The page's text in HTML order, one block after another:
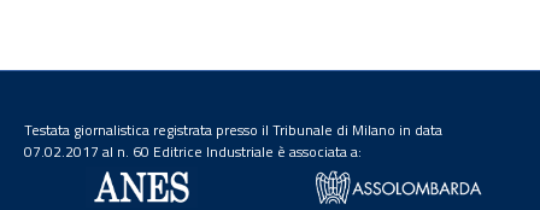
Testata giornalistica registrata presso il Tribunale di Milano in data
07.02.2017 al n. 60 Editrice Industriale è associata a: